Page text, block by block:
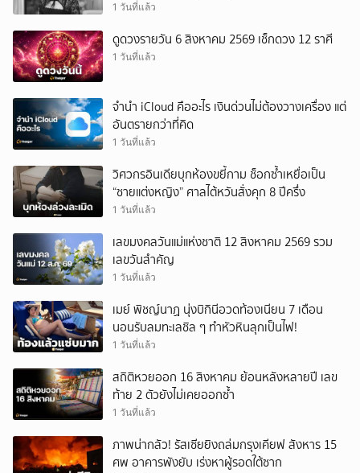
1 วันที่แล้ว
ดูดวงรายวัน 6 สิงหาคม 2569 เช็กดวง 12 ราศี
1 วันที่แล้ว
จำนำ iCloud คืออะไร เงินด่วนไม่ต้องวางเครื่อง แต่
อันตรายกว่าที่คิด
1 วันที่แล้ว
วิศวกรอินเดียบุกห้องขยี้กาม ช็อกซ้ำเหยื่อเป็น
“ชายแต่งหญิง” ศาลไต้หวันสั่งคุก 8 ปีครึ่ง
1 วันที่แล้ว
เลขมงคลวันแม่แห่งชาติ 12 สิงหาคม 2569 รวม
เลขวันสำคัญ
1 วันที่แล้ว
เมย์ พิชญ์นาฏ นุ่งบิกินีอวดท้องเนียน 7 เดือน
นอนรับลมทะเลชิล ๆ ทำหัวหินลุกเป็นไฟ!
1 วันที่แล้ว
สถิติหวยออก 16 สิงหาคม ย้อนหลังหลายปี เลข
ท้าย 2 ตัวยังไม่เคยออกซ้ำ
1 วันที่แล้ว
ภาพน่ากลัว! รัสเซียยิงถล่มกรุงเคียฟ สังหาร 15
ศพ อาคารพังยับ เร่งหาผู้รอดใต้ซาก